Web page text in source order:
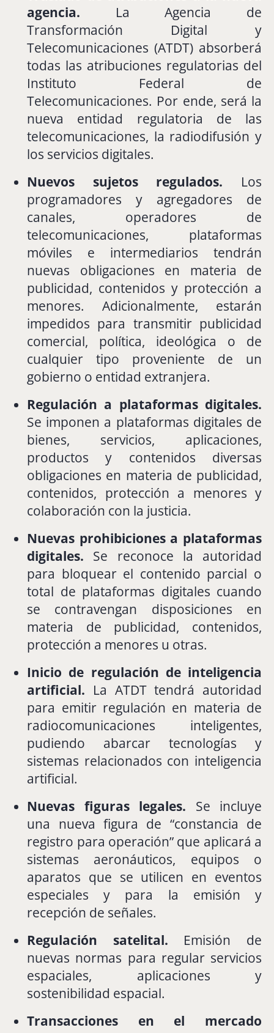
agencia.
LaAgencia de
Transformación Digitaly
Telecomunicaciones (ATDT) absorberá
todas las atribuciones regulatorias del
Instituto Federal de
Telecomunicaciones. Por ende, será la
nueva entidad regulatoria de las
telecomunicaciones, la radiodifusióny
los servicios digitales.
Nuevos sujetos regulados.
Los
programadoresy agregadores de
canales, operadores de
telecomunicaciones, plataformas
móviles e intermediarios tendrán
nuevas obligaciones en materia de
publicidad, contenidosy protección a
menores.Adicionalmente, estarán
impedidos para transmitir publicidad
comercial, política, ideológica o de
cualquiertipo proveniente de un
gobierno o entidad extranjera.
Regulación a plataformas digitales.
Se imponen a plataformas digitales de
bienes, servicios, aplicaciones,
productosy contenidos diversas
obligaciones en materia de publicidad,
contenidos, protección a menoresy
colaboración con la justicia.
Nuevas prohibiciones a plataformas
digitales.
Se reconoce la autoridad
para bloquear el contenido parcial o
total de plataformas digitales cuando
se contravengan disposiciones en
materia de publicidad, contenidos,
protección a menores u otras.
Inicio de regulación de inteligencia
artificial. La ATDTtendrá autoridad
para emitir regulación en materia de
radiocomunicaciones inteligentes,
pudiendo abarcartecnologías y
sistemas relacionados con inteligencia
artificial.
Nuevas figuras legales. Se incluye
una nueva figura de “constancia de
registro para operación” que aplicará a
sistemas aeronáuticos, equipos o
aparatos que se utilicen en eventos
especialesy para la emisión y
recepción de señales.
Regulación satelital. Emisión de
nuevas normas para regular servicios
espaciales, aplicacionesy
sostenibilidad espacial.
Transacciones en el mercado